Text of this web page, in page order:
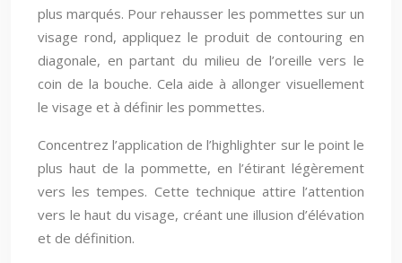
plus marqués. Pour rehausser les pommettes sur un
visage rond, appliquez le produit de contouring en
diagonale, en partant du milieu de l’oreille vers le
coin de la bouche. Cela aide à allonger visuellement
le visage et à définir les pommettes.
Concentrez l’application de l’highlighter sur le point le
plus haut de la pommette, en l’étirant légèrement
vers les tempes. Cette technique attire l’attention
vers le haut du visage, créant une illusion d’élévation
et de définition.